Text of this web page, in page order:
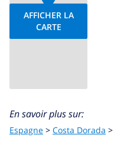
AFFICHER LA
CARTE
En savoir plus sur:
Espagne > Costa Dorada >